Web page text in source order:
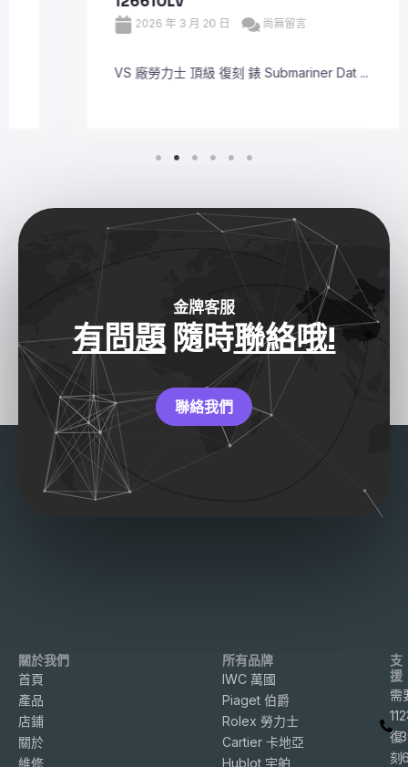
2026 年 3 月 20 日 尚無留言
VS 廠勞力士 頂級 復刻 錶 Submariner Dat ...
金牌客服
有問題隨時聯絡哦!
聯絡我們
關於我們
首頁
產品
店鋪
關於
維修
所有品牌
IWC 萬國
Piaget 伯爵
Rolex 勞力士
Cartier 卡地亞
Hublot 宇舶
支
援
需
復
刻